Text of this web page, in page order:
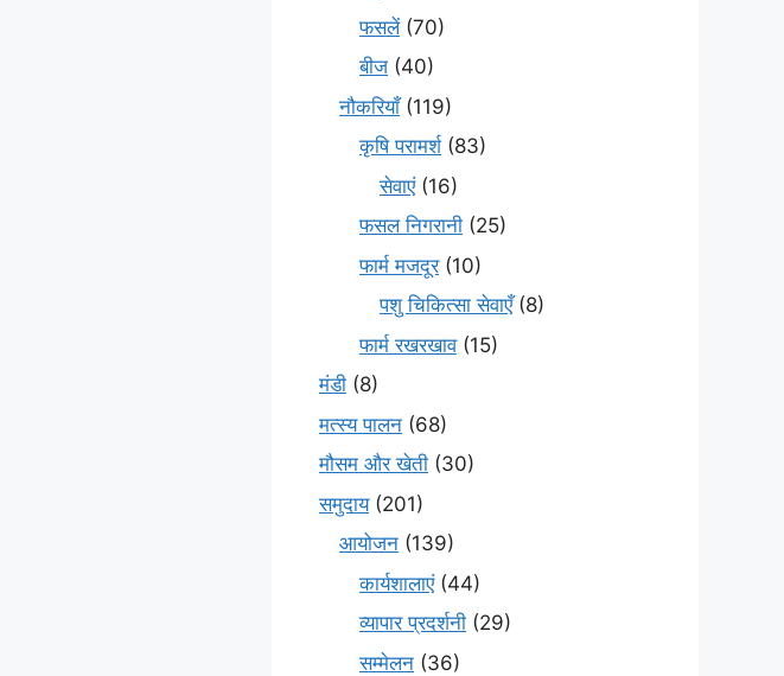
फसलें(70)
बीज (40)
नौकरियाँ(119)
कृषि परामर्श(83)
सेवाएं(16)
फसल निगरानी (25)
फार्म मजदूर(10)
पशु चिकित्सा सेवाएँ(8)
फार्म रखरखाव(15)
मंडी (8)
मत्स्य पालन (68)
मौसम और खेती (30)
समुदाय(201)
आयोजन (139)
कार्यशालाएं(44)
व्यापार प्रदर्शनी (29)
सम्मेलन (36)